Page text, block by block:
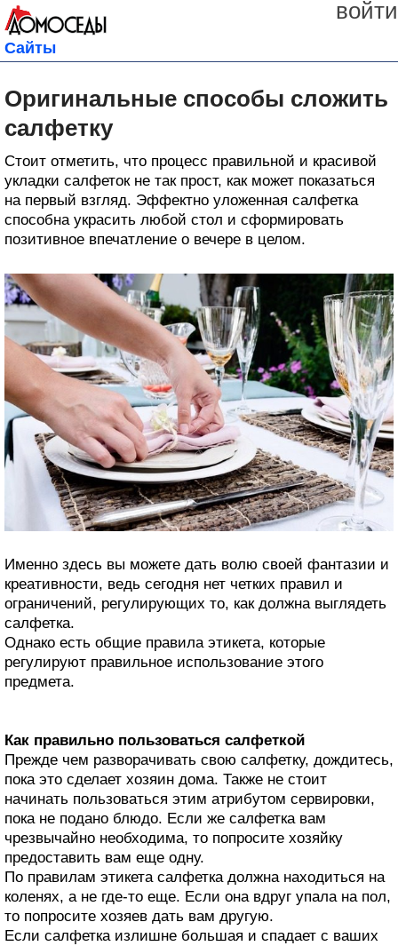
войти
Сайты
Оригинальные способы сложить
салфетку
Стоит отметить, что процесс правильной и красивой
укладки салфеток не так прост, как может показаться
на первый взгляд. Эффектно уложенная салфетка
способна украсить любой стол и сформировать
позитивное впечатление о вечере в целом.
Именно здесь вы можете дать волю своей фантазии и
креативности, ведь сегодня нет четких правил и
ограничений, регулирующих то, как должна выглядеть
салфетка.
Однако есть общие правила этикета, которые
регулируют правильное использование этого
предмета.
Как правильно пользоваться салфеткой
Прежде чем разворачивать свою салфетку, дождитесь,
пока это сделает хозяин дома. Также не стоит
начинать пользоваться этим атрибутом сервировки,
пока не подано блюдо. Если же салфетка вам
чрезвычайно необходима, то попросите хозяйку
предоставить вам еще одну.
По правилам этикета салфетка должна находиться на
коленях, а не где-то еще. Если она вдруг упала на пол,
то попросите хозяев дать вам другую.
Если салфетка излишне большая и спадает с ваших